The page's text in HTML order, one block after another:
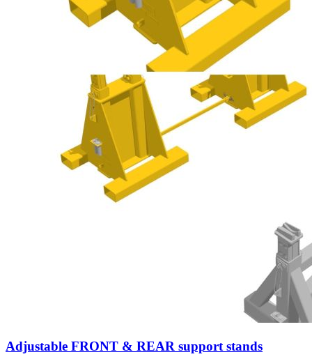
Adjustable FRONT & REAR support stands